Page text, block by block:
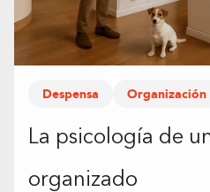
Despensa Organización
La psicología de
organizado